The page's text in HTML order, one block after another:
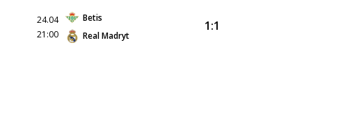
24.04
21:00
Betis
Real Madryt
1:1